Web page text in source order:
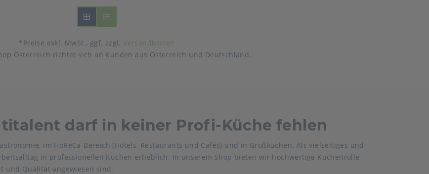
*Preise exkl. MwSt., ggf. zzgl.Versandkosten
Österreich richtet sich an Kunden aus Österreich und Deutschland.
darf in keiner Profi-Küche fehlen
im HoReCa-Bereich (Hotels, Restaurants und Cafés) und in Großküchen. Als vielseitiges und
in professionellen Küchen erheblich. In unserem Shop bieten wir hochwertige Küchenrolle
und Qualität angewiesen sind.